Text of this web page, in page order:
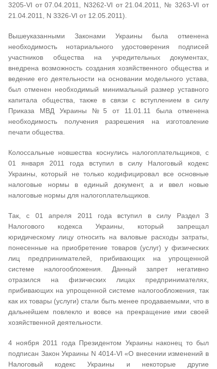
3205-VI от 07.04.2011, N3262-VI от 21.04.2011, № 3263-VI от
21.04.2011, N 3326-VI от 12.05.2011).
Вышеуказанными Законами Украины была отменена
необходимость нотариального удостоверения подписей
участников общества на учредительных документах,
внедрена возможность создания хозяйственного общества и
ведение его деятельности на основании модельного устава,
был отменен необходимый минимальный размер уставного
капитала общества, также в связи с вступлением в силу
Приказа МВД Украины №5 от 11.01.11 была отменена
необходимость получения разрешения на изготовление
печати общества.
Колоссальные новшества коснулись налогоплательщиков, с
01 января 2011 года вступил в силу Налоговый кодекс
Украины, который не только кодифицировал все основные
налоговые нормы в единый документ, а и ввел новые
налоговые нормы для налогоплательщиков.
Так, с 01 апреля 2011 года вступил в силу Раздел 3
Налогового кодекса Украины, который запрещал
юридическому лицу относить на валовые расходы затраты,
понесенные на приобретение товаров (услуг) у физических
лиц предпринимателей, прибивающих на упрощенной
системе налогообложения. Данный запрет негативно
отразился на физических лицах предпринимателях,
прибивающих на упрощенной системе налогообложения, так
как их товары (услуги) стали быть менее продаваемыми, что в
дальнейшем повлекло и вовсе на прекращение ими своей
хозяйственной деятельности.
4 ноября 2011 года Президентом Украины наконец то был
подписан Закон Украины N 4014-VI «О внесении изменений в
Налоговый кодекс Украины и некоторые другие